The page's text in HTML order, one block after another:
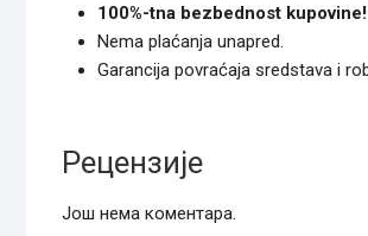
100%-tna bezbednost
Nema plaćanja unapred.
Garancija povraćaja sredstava i
Рецензије
Још нема коментара.